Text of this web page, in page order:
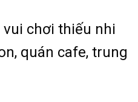
chơi thiếu nhi
quán cafe, trung